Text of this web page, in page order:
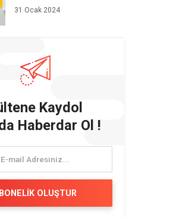
31 Ocak 2024
Kaydol
Haberdar Ol !
OLUŞTUR